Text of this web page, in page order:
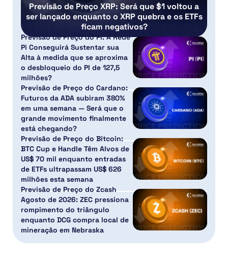
Previsão de Preço XRP: Será que $1 voltou a
ser lançado enquanto o XRP quebra e os ETFs
ficam negativos?
Previsão de Preço do PI: A Rede
Pi Conseguirá Sustentar sua
Alta à medida que se aproxima
o desbloqueio do PI de 127,5
milhões?
Previsão de Preço do Cardano:
Futuros da ADA subiram 380%
em uma semana — Será que o
grande movimento finalmente
está chegando?
Previsão de Preço do Bitcoin:
BTC Cup e Handle Têm Alvos de
US$ 70 mil enquanto entradas
de ETFs ultrapassam US$ 626
milhões esta semana
Previsão de Preço do Zcash
Agosto de 2026: ZEC pressiona
rompimento do triângulo
enquanto DCG compra local de
mineração em Nebraska